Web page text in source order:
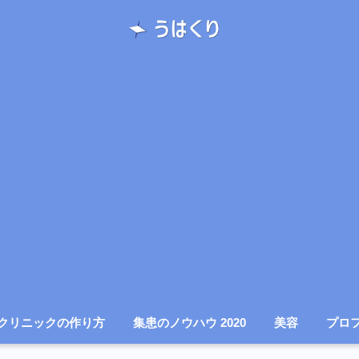
リニックの作り方 集患のノウハウ 2020 美容 プロ